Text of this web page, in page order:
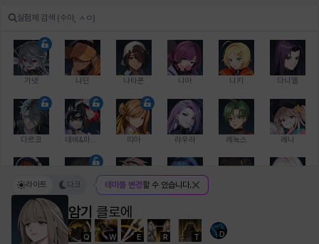
가넷 나딘 나타폰 니아 니키 다니엘
다르코 띠아 라우라 레녹스 레니
레온 루크 르노어
암기 클로에
Q W E R T D
라이트 다크 테마를 변경할 수 있습니다.